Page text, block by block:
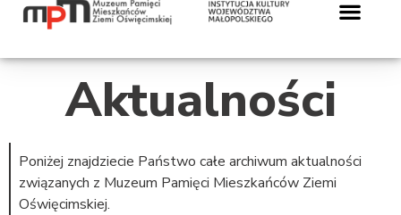
Aktualności
Poniżej znajdziecie Państwo całe archiwum aktualności
związanych z Muzeum Pamięci Mieszkańców Ziemi
Oświęcimskiej.